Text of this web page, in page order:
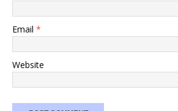
Email *
Website